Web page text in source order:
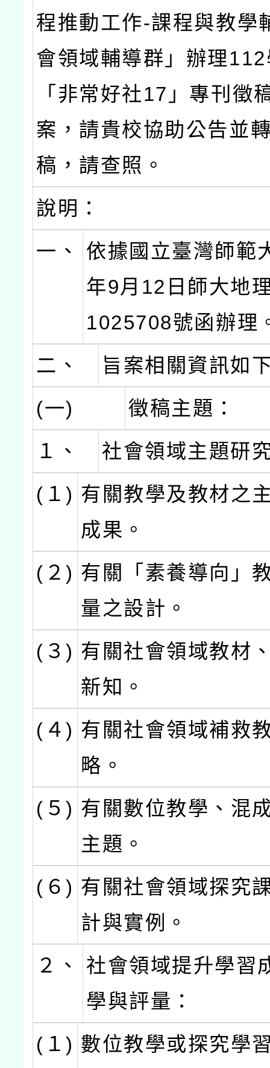
程推動工作-課程與教學
會領域輔導群」辦理
「非常好社17」專刊徵
案，請貴校協助公告並
稿，請查照。
說明：
一、
依據國立臺灣師範
年9月12日師大地
1025708號函辦理
二、
旨案相關資訊如
(一)
徵稿主題：
１、
社會領域主題研
(１) 有關教學及教材之
成果。
(２) 有關「素養導向」
量之設計。
(３) 有關社會領域教材
新知。
(４) 有關社會領域補救
略。
(５) 有關數位教學、混
主題。
(６) 有關社會領域探究
計與實例。
２、
社會領域提升學習
學與評量：
(１) 數位教學或探究學